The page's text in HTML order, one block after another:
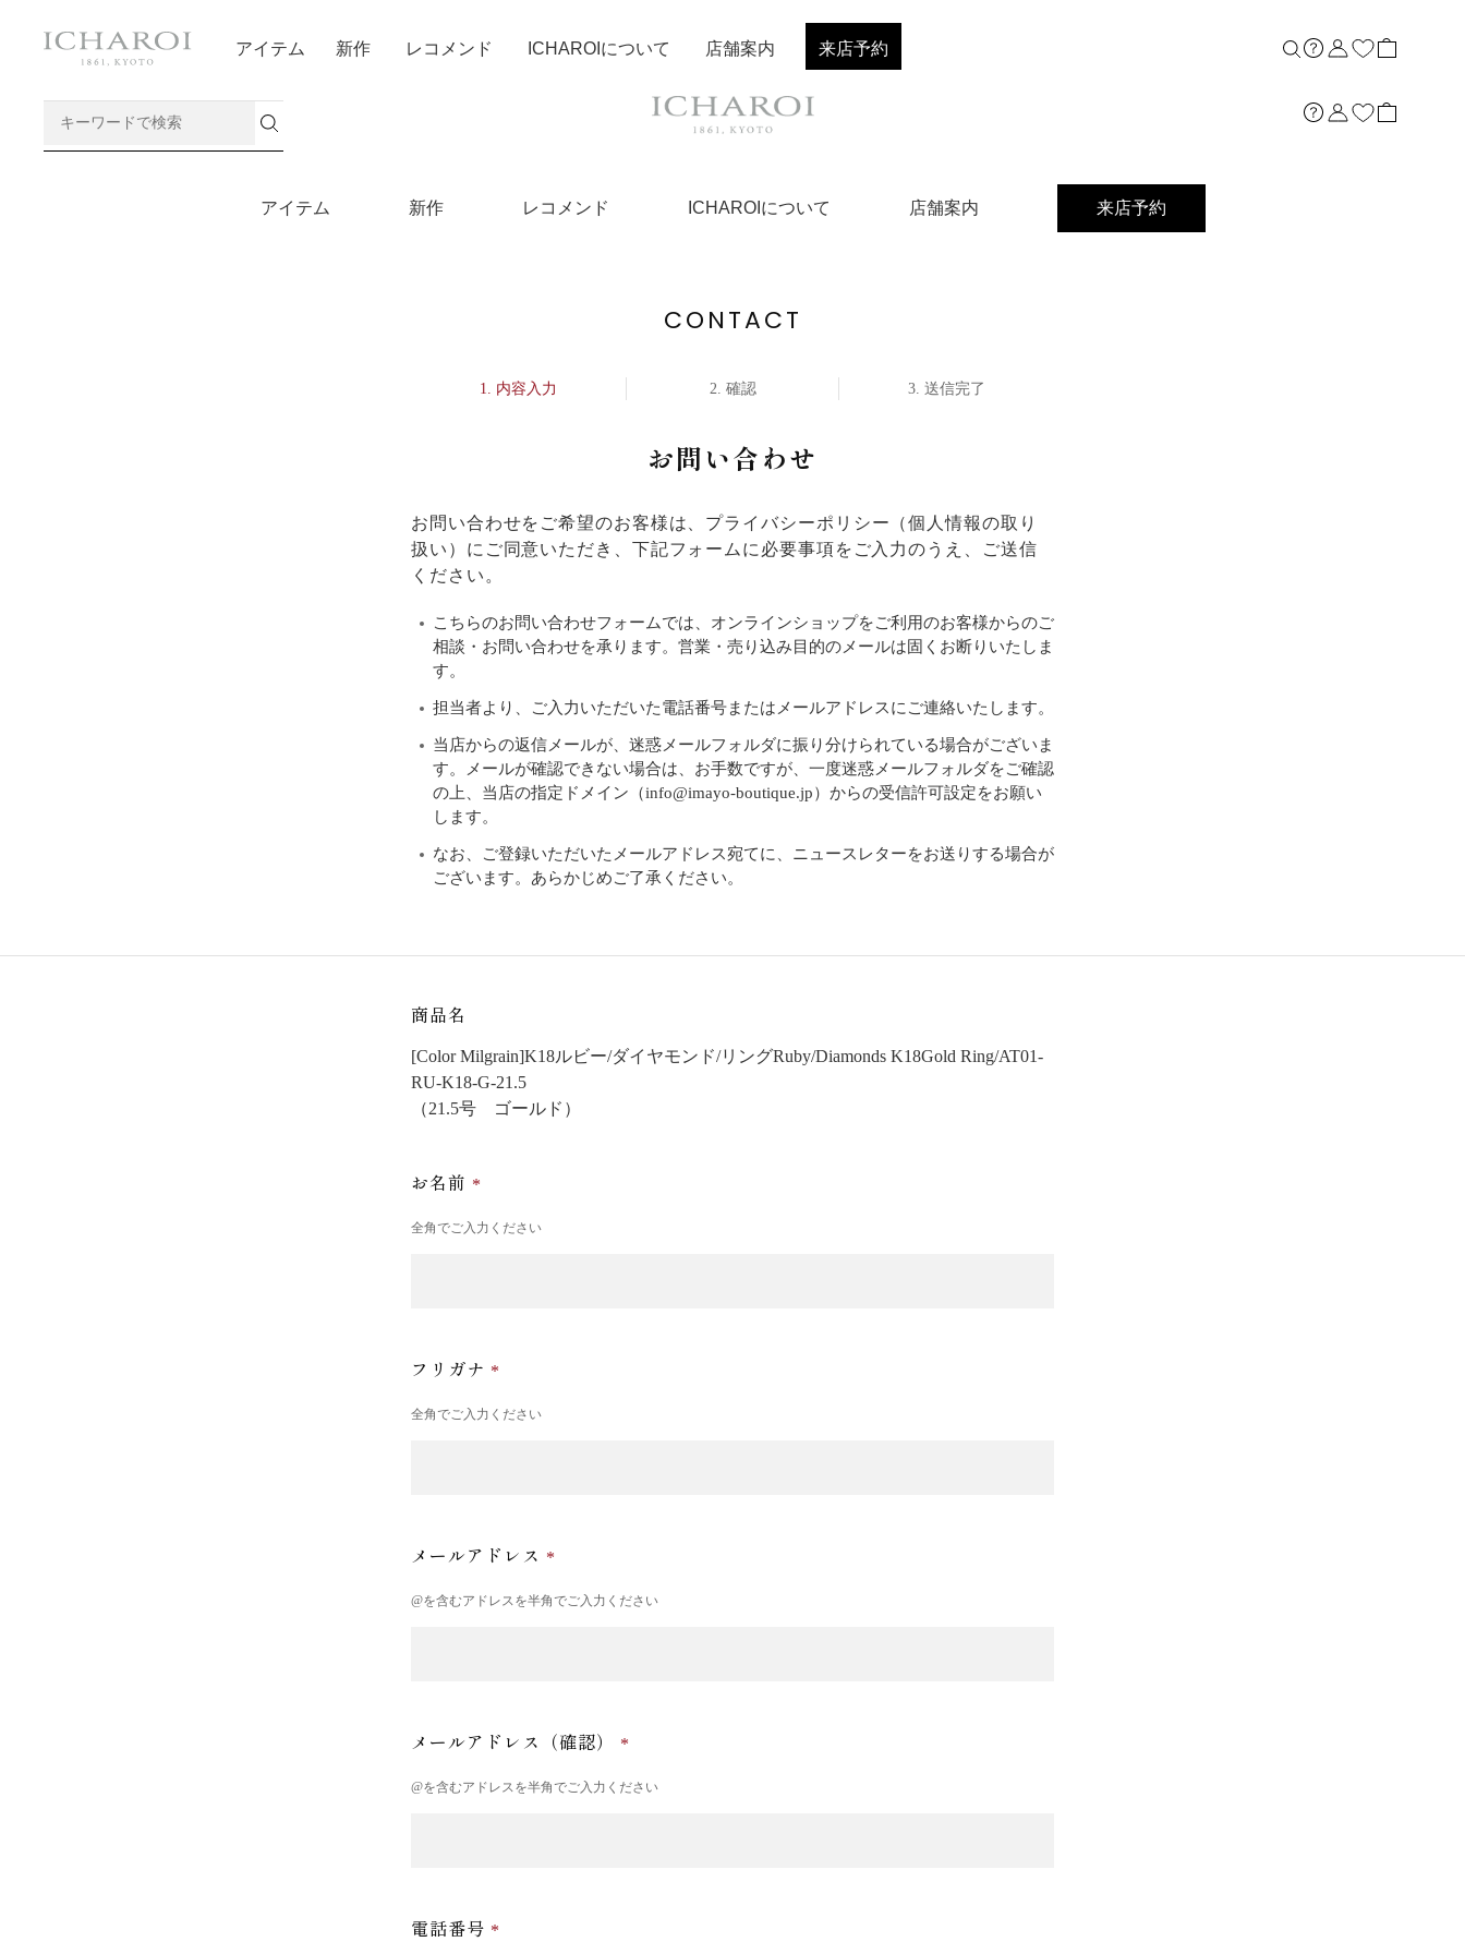
店舗案内
アイテム 新作 レコメンド ICHAROIについて 店舗案内 来店予約
アイテム 新作 レコメンド ICHAROIについて 店舗案内 来店予約
CONTACT
内容入力 確認 送信完了
お問い合わせ
お問い合わせをご希望のお客様は、 プライバシーポリシー （個人情報の取り
扱い）にご同意いただき、下記フォームに必要事項をご入力のうえ、ご送信
ください。
こちらのお問い合わせフォームでは、オンラインショップをご利用のお客様からのご
相談・お問い合わせを承ります。営業・売り込み目的のメールは固くお断りいたしま
す。
担当者より、ご入力いただいた電話番号またはメールアドレスにご連絡いたします。
当店からの返信メールが、迷惑メールフォルダに振り分けられている場合がございま
す。メールが確認できない場合は、お手数ですが、一度迷惑メールフォルダをご確認
の上、当店の指定ドメイン（info@imayo-boutique.jp）からの受信許可設定をお願い
します。
なお、ご登録いただいたメールアドレス宛てに、ニュースレターをお送りする場合が
ございます。あらかじめご了承ください。
商品名
[Color Milgrain]K18ルビー/ダイヤモンド/リングRuby/Diamonds K18Gold Ring/AT01-
RU-K18-G-21.5
（21.5号 ゴールド）
お名前
全角でご入力ください
フリガナ
全角でご入力ください
メールアドレス
@を含むアドレスを半角でご入力ください
メールアドレス（確認）
@を含むアドレスを半角でご入力ください
電話番号